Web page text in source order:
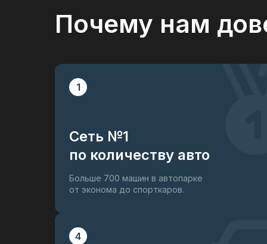
Система помощи при старте в гору
Подушки безопасности
Система помощи при торможении
Климат-контроль
Подогрев передних сидений
Подогрев рулевого колеса
Датчик Дождя
Аудио системы
Почему нам
1
Сеть №1
по количеству авто
Больше 700 машин в автопарке
от эконома до спорткаров.
4